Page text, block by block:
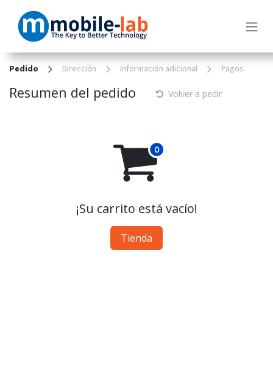
Pedido Dirección Información adicional Pagos
Resumen del pedido Volver a pedir
¡Su carrito está vacío!
Tienda